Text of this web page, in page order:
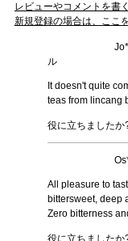
レビューやコメントを書
新規登録の場合は、ここ
ル
It doesn't quite
teas from lincang
役に立ちましたか
All pleasure to
bittersweet, deep
Zero bitterness
役に立ちましたか